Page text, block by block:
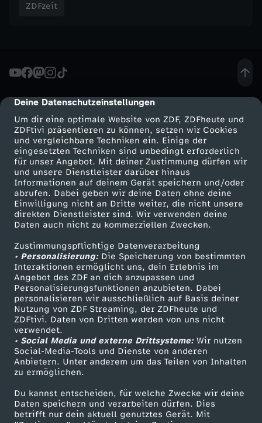
cmp-dialog-description
Deine Datenschutzeinstellungen
Um dir eine optimale Website von ZDF, ZDFheute und
ZDFtivi präsentieren zu können, setzen wir Cookies
und vergleichbare Techniken ein. Einige der
eingesetzten Techniken sind unbedingt erforderlich
für unser Angebot. Mit deiner Zustimmung dürfen wir
und unsere Dienstleister darüber hinaus
Informationen auf deinem Gerät speichern und/oder
abrufen. Dabei geben wir deine Daten ohne deine
Einwilligung nicht an Dritte weiter, die nicht unsere
direkten Dienstleister sind. Wir verwenden deine
Daten auch nicht zu kommerziellen Zwecken.
Zustimmungspflichtige Datenverarbeitung
• Personalisierung:Die Speicherung von bestimmten
Interaktionen ermöglicht uns, dein Erlebnis im
Angebot des ZDF an dich anzupassen und
Personalisierungsfunktionen anzubieten. Dabei
personalisieren wir ausschließlich auf Basis deiner
Nutzung von ZDF Streaming, der ZDFheute und
ZDFtivi. Daten von Dritten werden von uns nicht
verwendet.
• Social Media und externe Drittsysteme:Wir nutzen
Social-Media-Tools und Dienste von anderen
Anbietern. Unter anderem um das Teilen von Inhalten
zu ermöglichen.
Du kannst entscheiden, für welche Zwecke wir deine
Daten speichern und verarbeiten dürfen. Dies
betrifft nur dein aktuell genutztes Gerät. Mit
ZDFzeit
Mehr ZDF
ZDF-Apps
Smart TV
ZDFtext
Livestreams
Sendungen A-Z
TV-Programm
Service
ZDFmitreden
Kontakt zum ZDF
Tickets
Zuschauerservice
Hilfe
ZDF Unternehmen
Karriere
ZDF goes Schule
Werbefernsehen